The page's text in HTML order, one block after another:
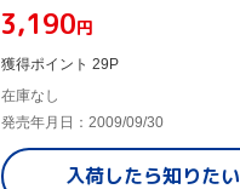
¥3,190円
獲得ポイント 29P
在庫なし
発売年月日：2009/09/30
入荷したら知りたい